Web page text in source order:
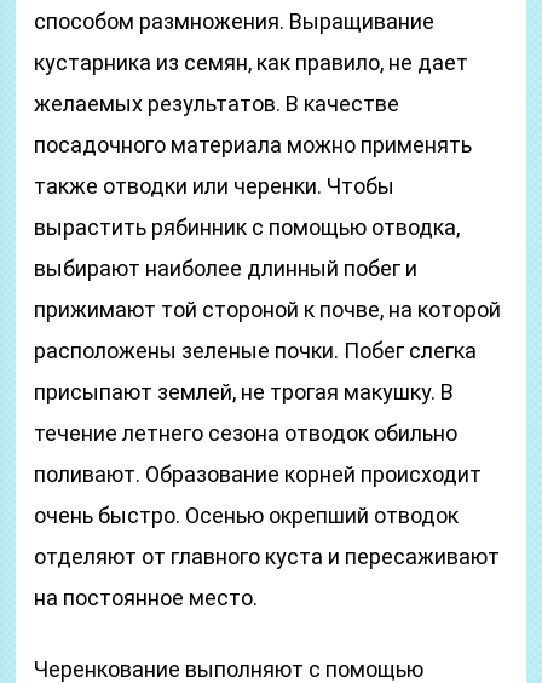
способом размножения. Выращивание
кустарника из семян, как правило, не дает
желаемых результатов. В качестве
посадочного материала можно применять
также отводки или черенки. Чтобы
вырастить рябинник с помощью отводка,
выбирают наиболее длинный побег и
прижимают той стороной к почве, на которой
расположены зеленые почки. Побег слегка
присыпают землей, не трогая макушку. В
течение летнего сезона отводок обильно
поливают. Образование корней происходит
очень быстро. Осенью окрепший отводок
отделяют от главного куста и пересаживают
на постоянное место.
Черенкование выполняют с помощью